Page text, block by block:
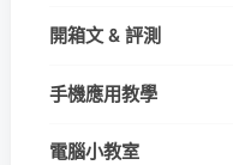
開箱文 & 評測
手機應用教學
電腦小教室